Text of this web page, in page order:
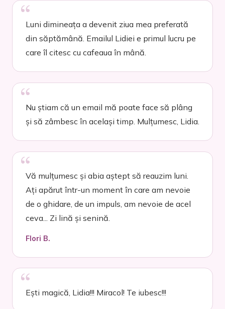
Luni dimineața a devenit ziua mea preferată
din săptămână. Emailul Lidiei e primul lucru pe
care îl citesc cu cafeaua în mână.
Nu știam că un email mă poate face să plâng
și să zâmbesc în același timp. Mulțumesc, Lidia.
Vă mulțumesc și abia aștept să reauzim luni.
Ați apărut într-un moment în care am nevoie
de o ghidare, de un impuls, am nevoie de acel
ceva... Zi lină și senină.
Flori B.
Ești magică, Lidia!!! Miracol! Te iubesc!!!